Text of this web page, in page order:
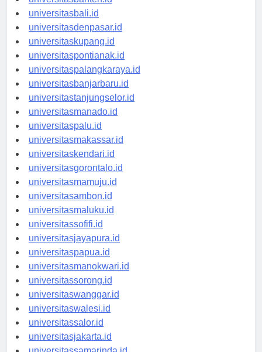
universitasbanten.id
universitasbali.id
universitasdenpasar.id
universitaskupang.id
universitaspontianak.id
universitaspalangkaraya.id
universitasbanjarbaru.id
universitastanjungselor.id
universitasmanado.id
universitaspalu.id
universitasmakassar.id
universitaskendari.id
universitasgorontalo.id
universitasmamuju.id
universitasambon.id
universitasmaluku.id
universitassofifi.id
universitasjayapura.id
universitaspapua.id
universitasmanokwari.id
universitassorong.id
universitaswanggar.id
universitaswalesi.id
universitassalor.id
universitasjakarta.id